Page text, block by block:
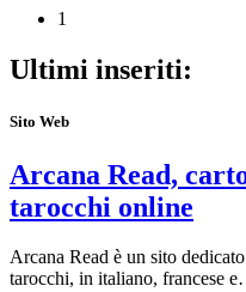
1
Ultimi inseriti:
Sito Web
Arcana Read,
tarocchi online
Arcana Read è un sito
tarocchi, in italiano, francese